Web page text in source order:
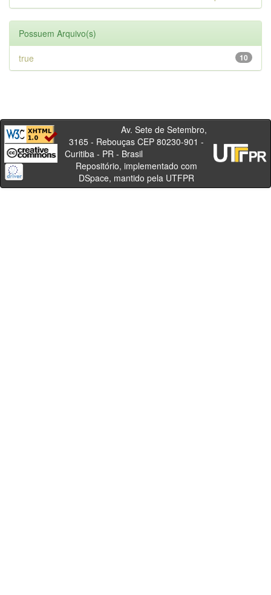
Possuem Arquivo(s)
10
true
Av. Sete de Setembro,
3165 - Rebouças CEP 80230-901 -
Curitiba - PR - Brasil
Repositório, implementado com
DSpace, mantido pela UTFPR